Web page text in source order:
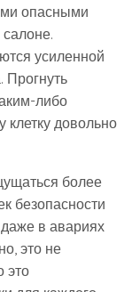
опасными
усиленной
Прогнуть
либо
довольно
более
безопасности
в авариях
это не
это